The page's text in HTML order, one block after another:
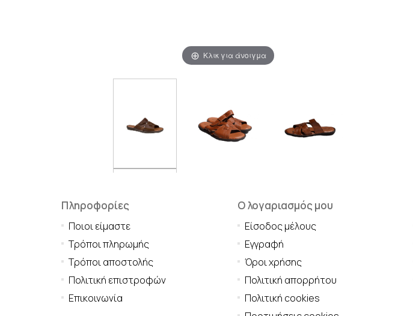
Κλικ για άνοιγμα
Πληροφορίες
Ποιοι είμαστε
Τρόποι πληρωμής
Τρόποι αποστολής
Πολιτική επιστροφών
Επικοινωνία
Ο λογαριασμός μου
Είσοδος μέλους
Εγγραφή
Όροι χρήσης
Πολιτική απορρήτου
Πολιτική cookies